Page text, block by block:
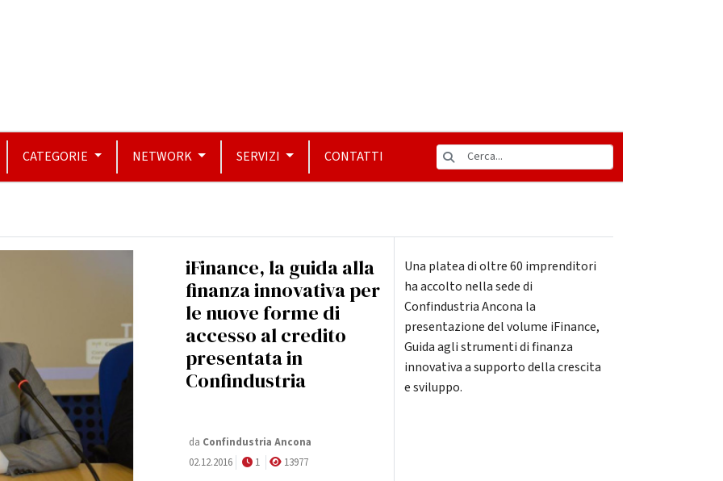
CATEGORIE NETWORK SERVIZI CONTATTI
iFinance, la guida alla
finanza innovativa per
le nuove forme di
accesso al credito
presentata in
Confindustria
da Confindustria Ancona
02.12.2016
1 13977
Una platea di oltre 60 imprenditori
ha accolto nella sede di
Confindustria Ancona la
presentazione del volume iFinance,
Guida agli strumenti di finanza
innovativa a supporto della crescita
e sviluppo.